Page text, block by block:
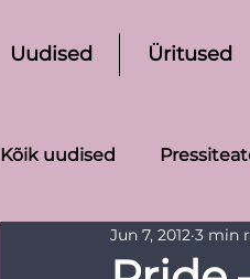
Uudised Üritused
Kõik uudised
Jun 7, 2012 3 min